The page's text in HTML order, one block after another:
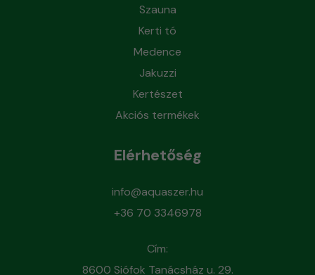
Szauna
Kerti tó
Medence
Jakuzzi
Kertészet
Akciós termékek
Elérhetőség
info@aquaszer.hu
+36 70 3346978
Cím:
8600 Siófok Tanácsház u. 29.